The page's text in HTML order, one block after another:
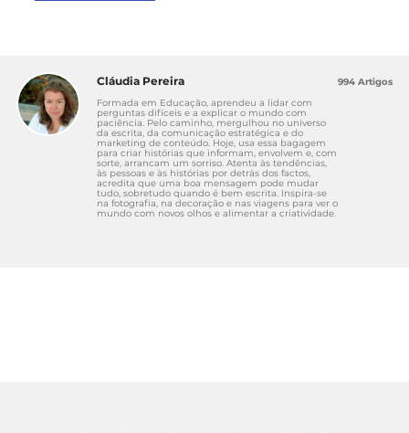
Cláudia Pereira
Formada em Educação, aprendeu a lidar com
perguntas difíceis e a explicar o mundo com
paciência. Pelo caminho, mergulhou no universo
da escrita, da comunicação estratégica e do
marketing de conteúdo. Hoje, usa essa bagagem
para criar histórias que informam, envolvem e, com
sorte, arrancam um sorriso. Atenta às tendências,
às pessoas e às histórias por detrás dos factos,
acredita que uma boa mensagem pode mudar
tudo, sobretudo quando é bem escrita. Inspira-se
na fotografia, na decoração e nas viagens para ver o
mundo com novos olhos e alimentar a criatividade.
994 Artigos